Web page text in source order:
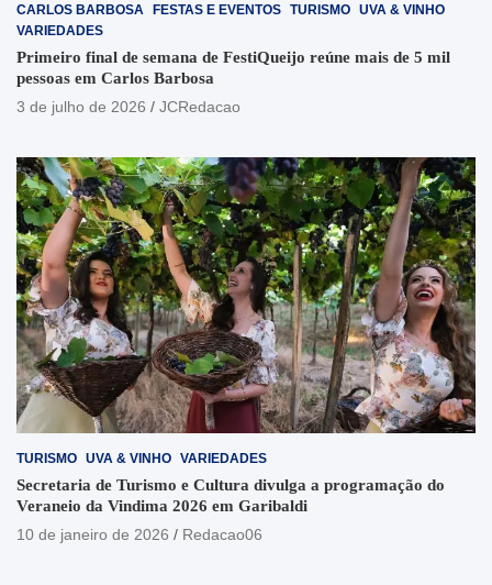
CARLOS BARBOSA FESTAS E EVENTOS TURISMO UVA & VINHO
VARIEDADES
Primeiro final de semana de FestiQueijo reúne mais de 5 mil
pessoas em Carlos Barbosa
3 de julho de 2026
JCRedacao
TURISMO UVA & VINHO VARIEDADES
Secretaria de Turismo e Cultura divulga a programação do
Veraneio da Vindima 2026 em Garibaldi
10 de janeiro de 2026
Redacao06